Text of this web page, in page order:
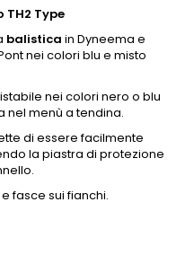
Type
balistica in Dyneema e
nei colori blu e misto
nei colori nero o blu
nel menù a tendina.
di essere facilmente
la piastra di protezione
fasce sui fianchi.